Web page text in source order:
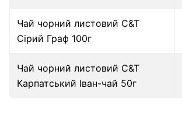
Чай чорний листовий C&T
Сірий Граф 100г
Чай чорний листовий C&T
Карпатський Іван-чай 50г